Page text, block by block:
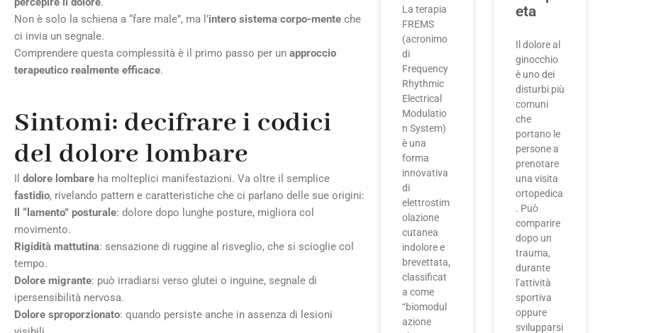
Non è solo la schiena a “fare male”, ma l’intero sistema corpo-mente che
ci invia un segnale.
Comprendere questa complessità è il primo passo per un approccio
terapeutico realmente efficace.
Sintomi: decifrare i codici
del dolore lombare
dolore lombare ha molteplici manifestazioni. Va oltre il semplice
fastidio, rivelando pattern e caratteristiche che ci parlano delle sue origini:
Il “lamento” posturale: dolore dopo lunghe posture, migliora col
movimento.
Rigidità mattutina: sensazione di ruggine al risveglio, che si scioglie col
tempo.
Dolore migrante: può irradiarsi verso glutei o inguine, segnale di
ipersensibilità nervosa.
Dolore sproporzionato: quando persiste anche in assenza di lesioni
La terapia
FREMS
(acronimo
di
Frequency
Rhythmic
Electrical
Modulatio
n System)
è una
forma
innovativa
di
elettrostim
olazione
cutanea
indolore e
brevettata,
classificat
a come
“biomodul
azione
eta
Il dolore al
ginocchio
è uno dei
disturbi più
comuni
che
portano le
persone a
prenotare
una visita
ortopedica
. Può
comparire
dopo un
trauma,
durante
l’attività
sportiva
oppure
svilupparsi